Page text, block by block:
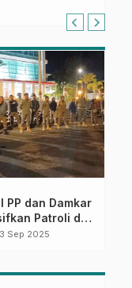
PP dan Damkar
Patroli dan
di
Sep 2025